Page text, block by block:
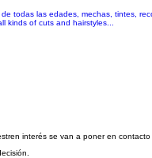
todas las edades, mechas, tintes,
kinds of cuts and hairstyles...
interés se van a poner en